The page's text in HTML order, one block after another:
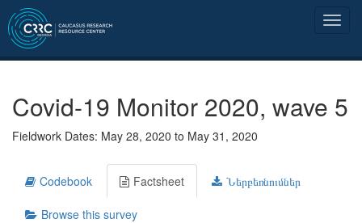
Covid-19 Monitor 2020, wave 5
Fieldwork Dates: May 28, 2020 to May 31, 2020
Codebook Factsheet Ներբեռնումներ
Browse this survey